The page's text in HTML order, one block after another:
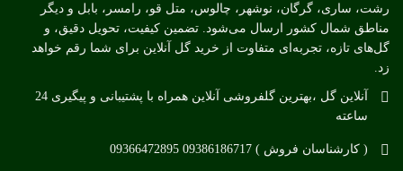
رشت، ساری، گرگان، نوشهر، چالوس، متل قو، رامسر، بابل و دیگر
مناطق شمال کشور ارسال می‌شود. تضمین کیفیت، تحویل دقیق، و
گل‌های تازه، تجربه‌ای متفاوت از خرید گل آنلاین برای شما رقم خواهد
زد.
آنلاین گل ،بهترین گلفروشی آنلاین همراه با پشتیبانی و پیگیری 24
ساعته
( کارشناسان فروش ) 09386186717 09366472895